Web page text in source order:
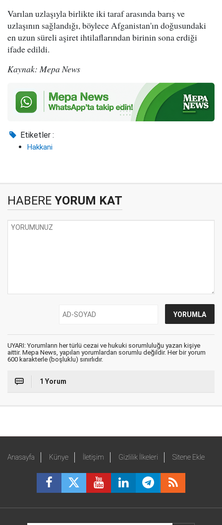
Varılan uzlaşıyla birlikte iki taraf arasında barış ve
uzlaşının sağlandığı, böylece Afganistan'ın doğusundaki
en uzun süreli aşiret ihtilaflarından birinin sona erdiği
ifade edildi.
Kaynak: Mepa News
Etiketler :
Hakkani
HABERE YORUM KAT
UYARI: Yorumların her türlü cezai ve hukuki sorumluluğu yazan kişiye
aittir. Mepa News, yapılan yorumlardan sorumlu değildir. Her bir yorum
600 karakterle (boşluklu) sınırlıdır.
1 Yorum
Anasayfa Künye İletişim Gizlilik İlkeleri Sitene Ekle